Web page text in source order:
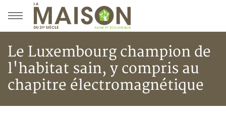
Aller au menu principal
Aller au contenu principal
Le Luxembourg champion de
l'habitat sain, y compris au
chapitre électromagnétique